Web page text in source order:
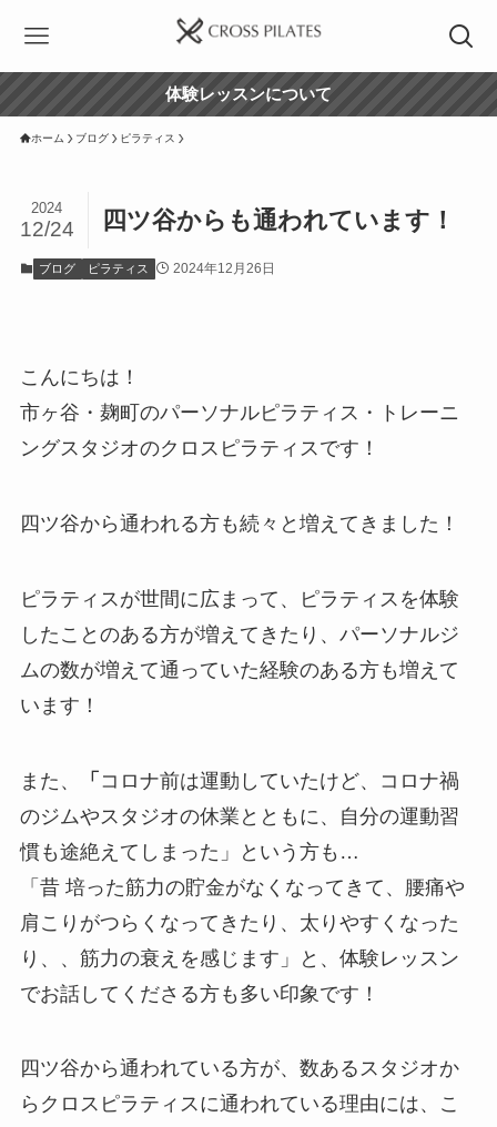
体験レッスンについて
ホーム ブログ ピラティス
四ツ谷からも通われています！
2024
12/24
ブログ ピラティス 2024年12月26日
こんにちは！
市ヶ谷・麹町のパーソナルピラティス・トレーニ
ングスタジオのクロスピラティスです！
四ツ谷から通われる方も続々と増えてきました！
ピラティスが世間に広まって、ピラティスを体験
したことのある方が増えてきたり、パーソナルジ
ムの数が増えて通っていた経験のある方も増えて
います！
また、 「 コロナ前は運動していたけど、コロナ禍
のジムやスタジオの休業とともに、自分の運動習
慣も途絶えてしまった」という方も…
「昔 培った筋力の貯金がなくなってきて、腰痛や
肩こりがつらくなってきたり、太りやすくなった
り、、筋力の衰えを感じます」と、体験レッスン
でお話してくださる方も多い印象です！
四ツ谷から通われている方が、数あるスタジオか
らクロスピラティスに通われている理由には、こ